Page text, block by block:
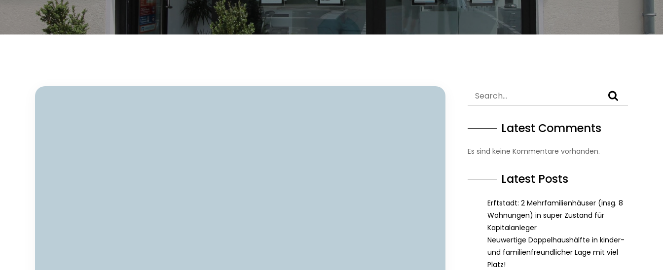
Latest Comments
Es sind keine Kommentare vorhanden.
Latest Posts
Erftstadt: 2 Mehrfamilienhäuser (insg. 8
Wohnungen) in super Zustand für
Kapitalanleger
Neuwertige Doppelhaushälfte in kinder-
und familienfreundlicher Lage mit viel
Platz!